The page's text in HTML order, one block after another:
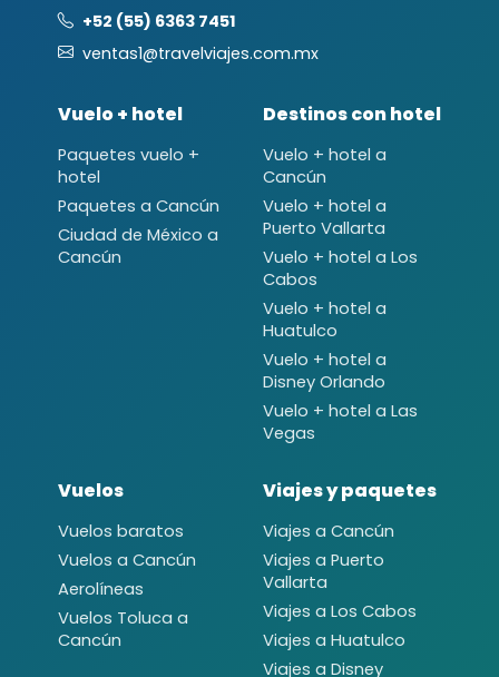
+52 (55) 6363 7451
ventas1@travelviajes.com.mx
Vuelo + hotel
Paquetes vuelo +
hotel
Paquetes a Cancún
Ciudad de México a
Cancún
Destinos con hotel
Vuelo + hotel a
Cancún
Vuelo + hotel a
Puerto Vallarta
Vuelo + hotel a Los
Cabos
Vuelo + hotel a
Huatulco
Vuelo + hotel a
Disney Orlando
Vuelo + hotel a Las
Vegas
Vuelos
Vuelos baratos
Vuelos a Cancún
Aerolíneas
Vuelos Toluca a
Cancún
Viajes y paquetes
Viajes a Cancún
Viajes a Puerto
Vallarta
Viajes a Los Cabos
Viajes a Huatulco
Viajes a Disney